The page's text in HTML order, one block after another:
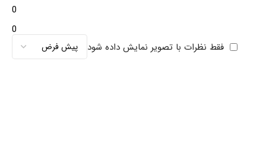
0
0
فقط نظرات با تصویر نمایش داده شود